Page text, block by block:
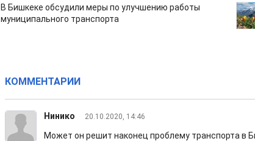
В Бишкеке обсудили меры по улучшению работы
муниципального транспорта
КОММЕНТАРИИ
Нинико 20.10.2020, 14:46
Может он решит наконец проблему транспорта в